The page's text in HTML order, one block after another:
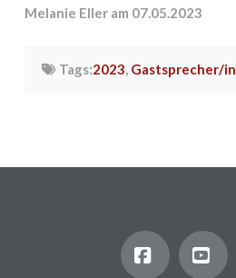
Melanie Eller am 07.05.2023
Tags:2023 Gastsprecher/in